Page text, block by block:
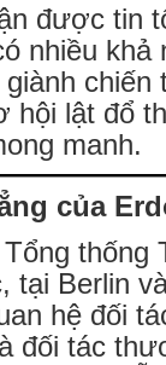
được tin
nhiều khả
hội lật đổ
manh.
của
Berlin
hệ đối
đối tác